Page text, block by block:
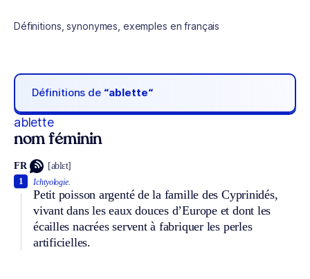
Définitions, synonymes, exemples en français
Définitions de “ablette“
ablette
nom féminin
FR [ablɛt]
Ichtyologie.
Petit poisson argenté de la famille des Cyprinidés,
vivant dans les eaux douces d’Europe et dont les
écailles nacrées servent à fabriquer les perles
artificielles.
1